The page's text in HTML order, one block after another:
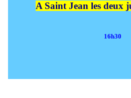
A Saint Jean les deux
16h30